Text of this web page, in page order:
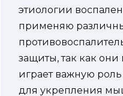
этиологии
применяю
защиты, так как
играет важную
для укрепления